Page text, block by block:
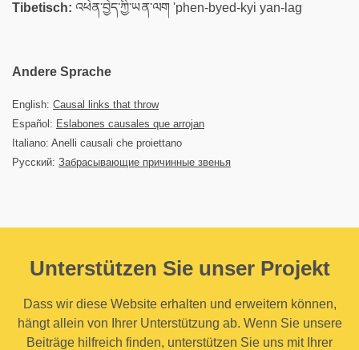
Tibetisch: འཕེན་བྱེད་ཀྱི་ཡན་ལག 'phen-byed-kyi yan-lag
Andere Sprache
English: Causal links that throw
Español: Eslabones causales que arrojan
Italiano: Anelli causali che proiettano
Русский: Забрасывающие причинные звенья
Unterstützen Sie unser Projekt
Dass wir diese Website erhalten und erweitern können,
hängt allein von Ihrer Unterstützung ab. Wenn Sie unsere
Beiträge hilfreich finden, unterstützen Sie uns mit Ihrer